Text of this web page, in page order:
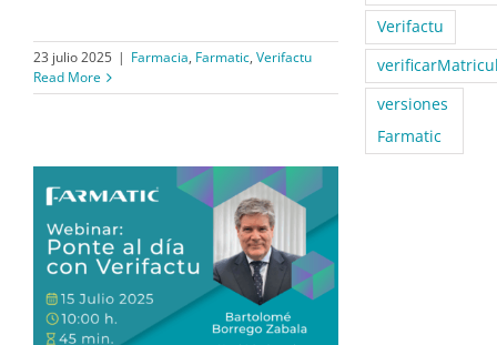
23 julio 2025 | Farmacia, Farmatic, Verifactu
Read More
Verifactu
versiones
Farmatic